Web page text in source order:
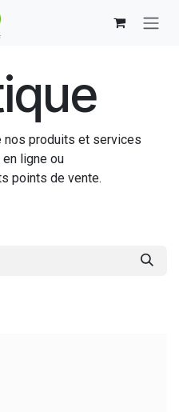
nos produits et services
ligne ou
points de vente.